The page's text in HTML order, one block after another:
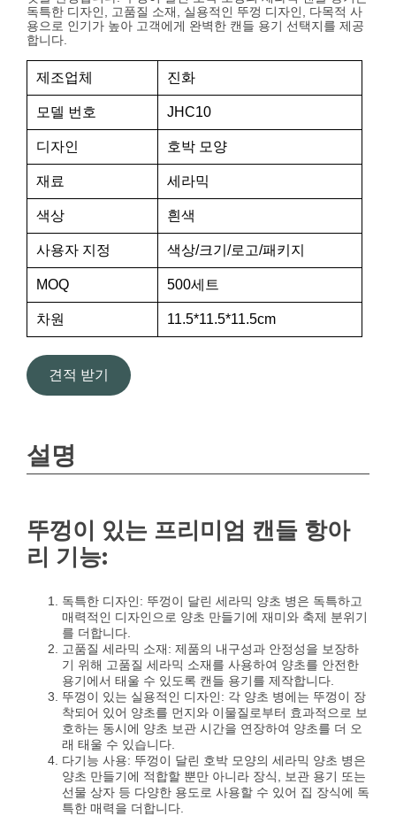
독특한 디자인, 고품질 소재, 실용적인 뚜껑 디자인, 다목적 사
용으로 인기가 높아 고객에게 완벽한 캔들 용기 선택지를 제공
합니다.
제조업체 진화
모델 번호 JHC10
디자인 호박 모양
재료 세라믹
색상 흰색
사용자 지정 색상/크기/로고/패키지
MOQ 500세트
차원 11.5*11.5*11.5cm
견적 받기
설명
뚜껑이 있는 프리미엄 캔들 항아
리 기능:
독특한 디자인: 뚜껑이 달린 세라믹 양초 병은 독특하고
매력적인 디자인으로 양초 만들기에 재미와 축제 분위기
를 더합니다.
고품질 세라믹 소재: 제품의 내구성과 안정성을 보장하
기 위해 고품질 세라믹 소재를 사용하여 양초를 안전한
용기에서 태울 수 있도록 캔들 용기를 제작합니다.
뚜껑이 있는 실용적인 디자인: 각 양초 병에는 뚜껑이 장
착되어 있어 양초를 먼지와 이물질로부터 효과적으로 보
호하는 동시에 양초 보관 시간을 연장하여 양초를 더 오
래 태울 수 있습니다.
다기능 사용: 뚜껑이 달린 호박 모양의 세라믹 양초 병은
양초 만들기에 적합할 뿐만 아니라 장식, 보관 용기 또는
선물 상자 등 다양한 용도로 사용할 수 있어 집 장식에 독
특한 매력을 더합니다.